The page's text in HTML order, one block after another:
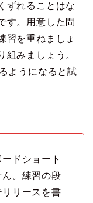
ずれることはな
す。用意した問
習を重ねましょ
組みましょう。
ようになると試
ドショート
。練習の段
リースを書